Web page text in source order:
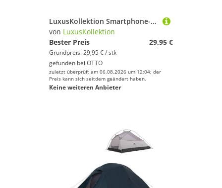
LuxusKollektion Smartphone-Halterung Brillenhalter Auto Sonnenblende Leder Sonnenbrillen Halterung Visier
von LuxusKollektion
Bester Preis
29,95 €
Grundpreis: 29,95 € / stk
gefunden bei OTTO
zuletzt überprüft am 06.08.2026 um 12:04; der
Preis kann sich seitdem geändert haben.
Keine weiteren Anbieter